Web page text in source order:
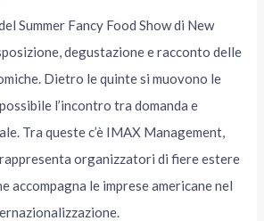
Summer Fancy Food Show di New
degustazione e racconto delle
Dietro le quinte si muovono le
l’incontro tra domanda e
Tra queste c’è IMAX Management,
organizzatori di fiere estere
accompagna le imprese americane nel